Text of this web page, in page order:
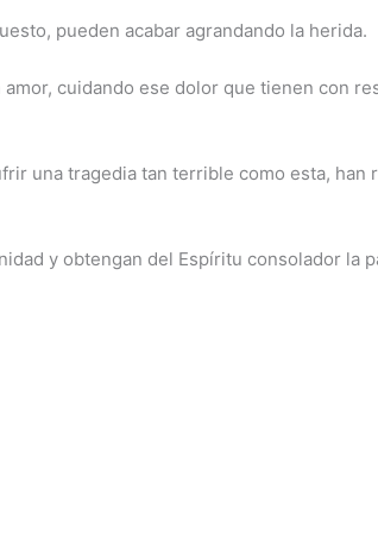
pueden acabar agrandando la herida.
cuidando ese dolor que tienen con
una tragedia tan terrible como esta, han
y obtengan del Espíritu consolador la